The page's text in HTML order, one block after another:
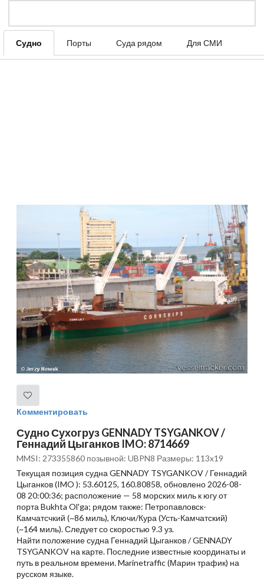
Судно Порты Суда рядом Для СМИ
Комментировать
Судно Сухогруз GENNADY TSYGANKOV /
Геннадий Цыганков IMO: 8714669
MMSI: 273355860 позывной: UBPN8 Размеры: 113x19
Текущая позиция судна GENNADY TSYGANKOV / Геннадий
Цыганков (IMO ): 53.60125, 160.80858, обновлено 2026-08-
08 20:00:36; расположение — 58 морских миль к югу от
порта Bukhta Ol'ga; рядом также: Петропавловск-
Камчатсчкий (~86 миль), Ключи/Кура (Усть-Камчатский)
(~164 миль). Следует со скоростью 9.3 уз.
Найти положение судна Геннадий Цыганков / GENNADY
TSYGANKOV на карте. Последние известные координаты и
путь в реальном времени. Marinetraffic (Марин трафик) на
русском языке.